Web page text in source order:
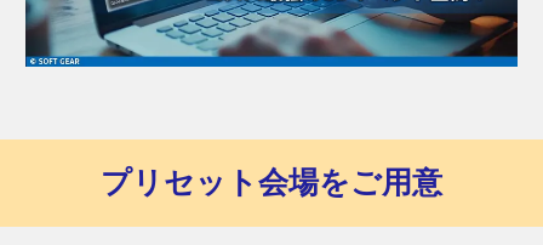
プリセット会場をご用意